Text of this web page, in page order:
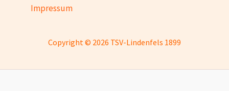
Impressum
Copyright © 2026 TSV-Lindenfels 1899